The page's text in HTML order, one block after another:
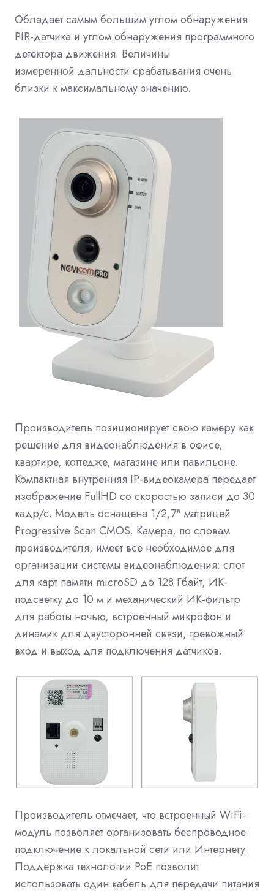
Обладает самым большим углом обнаружения
PIR-датчика и углом обнаружения программного
детектора движения. Величины
измеренной дальности срабатывания очень
близки к максимальному значению.
Производитель позиционирует свою камеру как
решение для видеонаблюдения в офисе,
квартире, коттедже, магазине или павильоне.
Компактная внутренняя IP-видеокамера передает
изображение FullHD со скоростью записи до 30
кадр/с. Модель оснащена 1/2,7" матрицей
Progressive Scan CMOS. Камера, по словам
производителя, имеет все необходимое для
организации системы видеонаблюдения: слот
для карт памяти microSD до 128 Гбайт, ИК-
подсветку до 10 м и механический ИК-фильтр
для работы ночью, встроенный микрофон и
динамик для двусторонней связи, тревожный
вход и выход для подключения датчиков.
Производитель отмечает, что встроенный WiFi-
модуль позволяет организовать беспроводное
подключение к локальной сети или Интернету.
Поддержка технологии РоЕ позволит
использовать один кабель для передачи питания